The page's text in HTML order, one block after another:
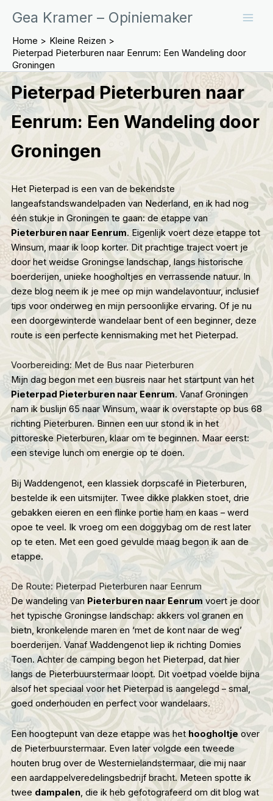
naar
inhoud
Gea Kramer – Opiniemaker
Home
Kleine Reizen
Pieterpad Pieterburen naar Eenrum: Een Wandeling door
Groningen
Pieterpad Pieterburen naar
Eenrum: Een Wandeling door
Groningen
Het Pieterpad is een van de bekendste
langeafstandswandelpaden van Nederland, en ik had nog
één stukje in Groningen te gaan: de etappe van
Pieterburen naar Eenrum. Eigenlijk voert deze etappe tot
Winsum, maar ik loop korter. Dit prachtige traject voert je
door het weidse Groningse landschap, langs historische
boerderijen, unieke hoogholtjes en verrassende natuur. In
deze blog neem ik je mee op mijn wandelavontuur, inclusief
tips voor onderweg en mijn persoonlijke ervaring. Of je nu
een doorgewinterde wandelaar bent of een beginner, deze
route is een perfecte kennismaking met het Pieterpad.
Voorbereiding: Met de Bus naar Pieterburen
Mijn dag begon met een busreis naar het startpunt van het
Pieterpad Pieterburen naar Eenrum. Vanaf Groningen
nam ik buslijn 65 naar Winsum, waar ik overstapte op bus 68
richting Pieterburen. Binnen een uur stond ik in het
pittoreske Pieterburen, klaar om te beginnen. Maar eerst:
een stevige lunch om energie op te doen.
Bij Waddengenot, een klassiek dorpscafé in Pieterburen,
bestelde ik een uitsmijter. Twee dikke plakken stoet, drie
gebakken eieren en een flinke portie ham en kaas – werd
opoe te veel. Ik vroeg om een doggybag om de rest later
op te eten. Met een goed gevulde maag begon ik aan de
etappe.
De Route: Pieterpad Pieterburen naar Eenrum
De wandeling van Pieterburen naar Eenrum voert je door
het typische Groningse landschap: akkers vol granen en
bietn, kronkelende maren en ‘met de kont naar de weg’
boerderijen. Vanaf Waddengenot liep ik richting Domies
Toen. Achter de camping begon het Pieterpad, dat hier
langs de Pieterbuurstermaar loopt. Dit voetpad voelde bijna
alsof het speciaal voor het Pieterpad is aangelegd – smal,
goed onderhouden en perfect voor wandelaars.
Een hoogtepunt van deze etappe was het hoogholtje over
de Pieterbuurstermaar. Even later volgde een tweede
houten brug over de Westernielandstermaar, die mij naar
een aardappelveredelingsbedrijf bracht. Meteen spotte ik
twee dampalen, die ik heb gefotografeerd om dit blog wat